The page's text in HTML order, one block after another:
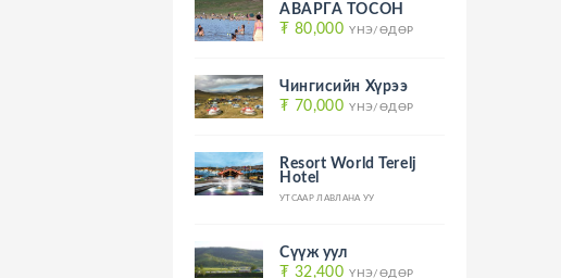
АВАРГА ТОСОН
₮ 80,000 ҮНЭ/ӨДӨР
Чингисийн Хүрээ
₮ 70,000 ҮНЭ/ӨДӨР
Resort World Terelj
Hotel
УТСААР ЛАВЛАНА УУ
Сүүж уул
₮ 32,400 ҮНЭ/ӨДӨР